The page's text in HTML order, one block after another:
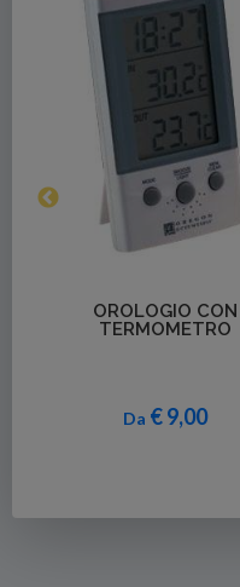
Dettagli
OROLOGIO CON
TERMOMETRO
€ 9,00